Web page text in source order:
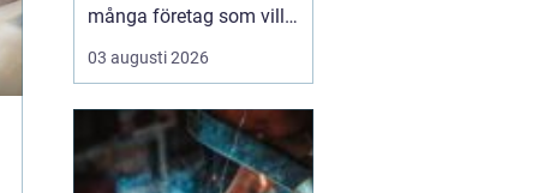
många företag som vill
kombinera slitstyrka,
designfrihet och
med stark industri och
byggsektor, som
03 augusti 2026